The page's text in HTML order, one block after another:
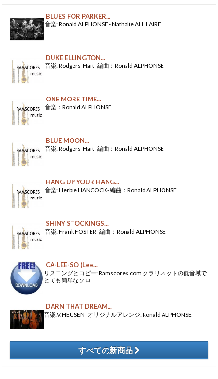
BLUES FOR PARKER...
音楽: Ronald ALPHONSE - Nathalie ALLILAIRE
DUKE ELLINGTON...
音楽: Rodgers-Hart- 編曲：Ronald ALPHONSE
ONE MORE TIME...
音楽：Ronald ALPHONSE
BLUE MOON...
音楽: Rodgers-Hart- 編曲：Ronald ALPHONSE
HANG UP YOUR HANG...
音楽: Herbie HANCOCK- 編曲：Ronald ALPHONSE
SHINY STOCKINGS...
音楽: Frank FOSTER- 編曲：Ronald ALPHONSE
CA-LEE-SO (Lee...
リスニングとコピー: Ramscores.com クラリネットの低音域で
とても簡単なソロ
DARN THAT DREAM...
音楽:V.HEUSEN- オリジナルアレンジ: Ronald ALPHONSE
すべての新商品